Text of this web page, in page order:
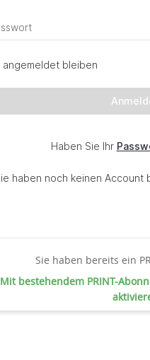
Sie haben bereits ein
Mit bestehendem PRINT-